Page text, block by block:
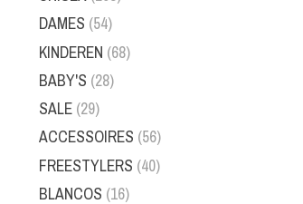
DAMES (54)
KINDEREN (68)
BABY'S (28)
SALE (29)
ACCESSOIRES (56)
FREESTYLERS (40)
BLANCOS (16)